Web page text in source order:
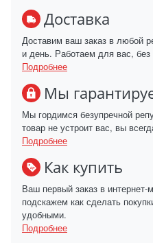
Доставка
Доставим ваш заказ в любой
и день. Работаем для вас,
Подробнее
Мы
Мы гордимся безупречной
товар не устроит вас, вы
Подробнее
Как купить
Ваш первый заказ в
подскажем как сделать
удобными.
Подробнее